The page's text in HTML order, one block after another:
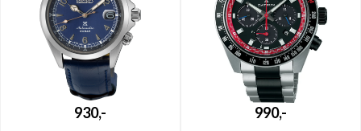
930,- 990,-